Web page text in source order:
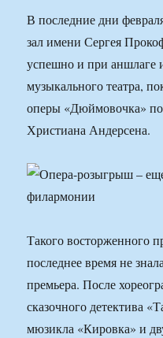
В последние дни
зал имени Сергея
успешно и при аншлаге
музыкального театра,
оперы «Дюймовочка» по
Христиана Андерсена.
Такого восторженного
последнее время не
премьера. После
сказочного детектива
мюзикла «Кировка» и